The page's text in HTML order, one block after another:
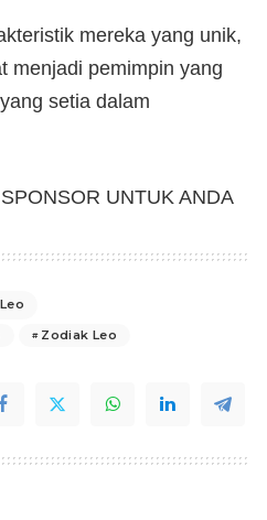
mereka yang unik,
menjadi pemimpin yang
setia dalam
UNTUK ANDA
Leo
Zodiak Leo